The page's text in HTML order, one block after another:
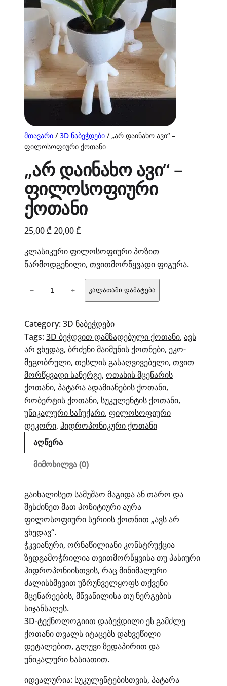
მთავარი / 3D ნაბეჭდები / „არ დაინახო ავი“ –
ფილოსოფიური ქოთანი
„არ დაინახო ავი“ –
ფილოსოფიური
ქოთანი
25,00₾ Original
was:
25,00 ₾.
20,00₾
is:
20,00 ₾.
კლასიკური ფილოსოფიური პოზით
წარმოდგენილი, თვითმორწყვადი ფიგურა.
ავი“
–
ფილოსოფიური
ქოთანი
− + კალათაში დამატება
Category: 3D ნაბეჭდები
Tags: 3D ბეჭდვით დამზადებული ქოთანი, ავს
არ ვხედავ, ბრძენი მაიმუნის ქოთნები, ეკო-
მეგობრული, თესლის გასაღვივებელი, თვით
მორწყვადი სანერგე, ოთახის მცენარის
ქოთანი, პატარა ადამიანების ქოთანი
რობერტის ქოთანი, სუკულენტის ქოთანი
უნიკალური საჩუქარი, ფილოსოფიური
დეკორი, ჰიდროპონიკური ქოთანი
აღწერა
მიმოხილვა (0)
გაიხალისეთ სამუშაო მაგიდა ან თარო და
შესძინეთ მათ პოზიტიური აურა
ფილოსოფიური სერიის ქოთნით „ავს არ
ვხედავ“.
ჭკვიანური, ორნაწილიანი კონსტრუქცია
ზედგამოჭრილია თვითმორწყვისა თუ პასიური
ჰიდროპონიისთვის, რაც მინიმალური
ძალისხმევით უზრუნველყოფს თქვენი
მცენარეების, მწვანილისა თუ ნერგების
სიჯანსაღეს.
3D-ტექნოლოგიით დაბეჭდილი ეს გამძლე
ქოთანი თვალს იტაცებს დახვეწილი
დეტალებით, გლუვი ზედაპირით და
უნიკალური ხასიათით.
იდეალურია: სუკულენტებისთვის, პატარა